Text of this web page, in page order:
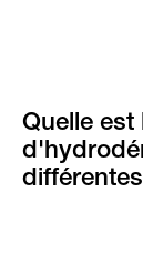
Quelle est